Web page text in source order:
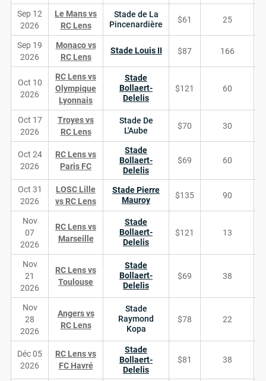
Sep 12
2026
Le Mans vs
RC Lens
Stade de La
Pincenardière
$61 25
Sep 19
2026
Monaco vs
RC Lens
Stade Louis II $87 166
Oct 10
2026
RC Lens vs
Olympique
Lyonnais
Stade
Bollaert-
Delelis
$121 60
Oct 17
2026
Troyes vs
RC Lens
Stade De
L'Aube
$70 30
Oct 24
2026
RC Lens vs
Paris FC
Stade
Bollaert-
Delelis
$69 60
Oct 31
2026
LOSC Lille
vs RC Lens
Stade Pierre
Mauroy
$135 90
Nov
07
2026
RC Lens vs
Marseille
Stade
Bollaert-
Delelis
$121 13
Nov
21
2026
RC Lens vs
Toulouse
Stade
Bollaert-
Delelis
$69 38
Nov
28
2026
Angers vs
RC Lens
Stade
Raymond
Kopa
$78 22
Déc 05
2026
RC Lens vs
FC Havré
Stade
Bollaert-
Delelis
$81 38